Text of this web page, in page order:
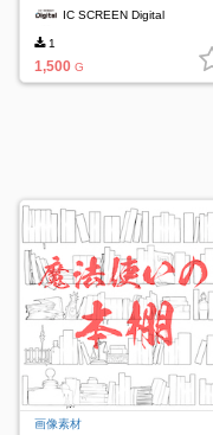
IC SCREEN Digital
1
1,500 G
画像素材